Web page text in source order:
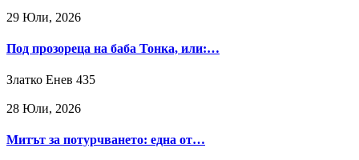
29 Юли, 2026
Под прозореца на баба Тонка, или:…
Златко Енев 435
28 Юли, 2026
Митът за потурчването: една от…